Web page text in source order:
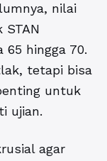
nilai
65 hingga 70.
tetapi bisa
untuk
ujian.
agar